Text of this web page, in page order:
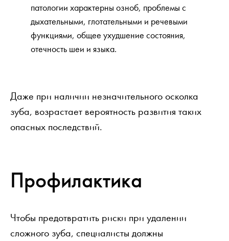
патологии характерны озноб, проблемы с
дыхательными, глотательными и речевыми
функциями, общее ухудшение состояния,
отечность шеи и языка.
Даже при наличии незначительного осколка
зуба, возрастает вероятность развития таких
опасных последствий.
Профилактика
Чтобы предотвратить риски при удалении
сложного зуба, специалисты должны